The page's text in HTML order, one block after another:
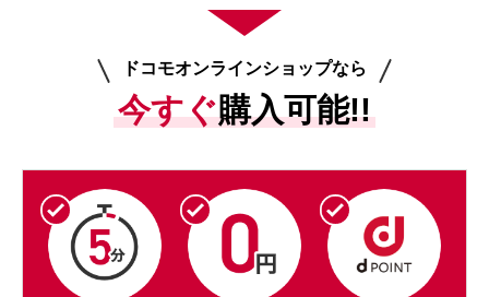
ドコモオンラインショップなら
今すぐ購入可能!!